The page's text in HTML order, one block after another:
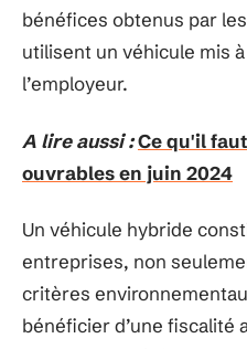
bénéfices obtenus par
utilisent un véhicule mis
l’employeur.
A lire aussi :Ce qu'il
ouvrables en juin 2024
Un véhicule hybride
entreprises, non
critères
bénéficier d’une fiscalité